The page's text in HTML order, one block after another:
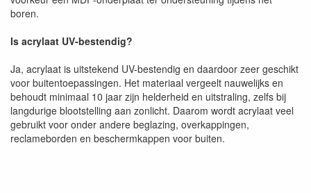
boren.
Is acrylaat UV-bestendig?
Ja, acrylaat is uitstekend UV-bestendig en daardoor zeer geschikt
voor buitentoepassingen. Het materiaal vergeelt nauwelijks en
behoudt minimaal 10 jaar zijn helderheid en uitstraling, zelfs bij
langdurige blootstelling aan zonlicht. Daarom wordt acrylaat veel
gebruikt voor onder andere beglazing, overkappingen,
reclameborden en beschermkappen voor buiten.